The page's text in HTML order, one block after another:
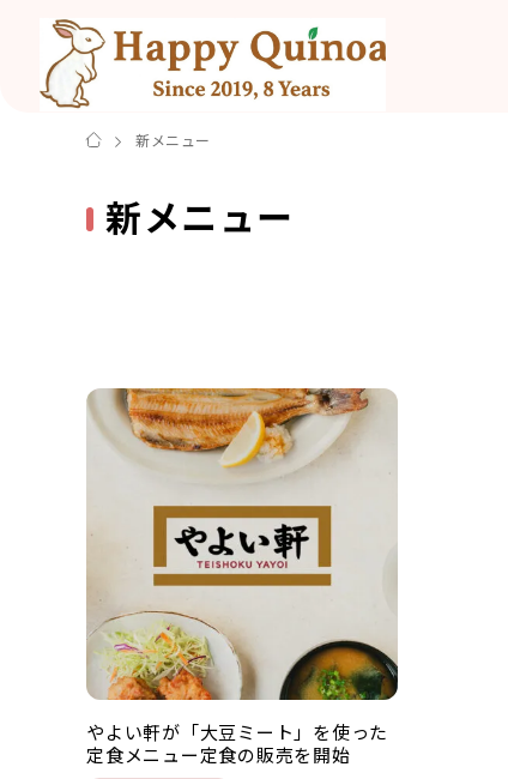
新メニュー
新メニュー
やよい軒が「大豆ミート」を使った
定食メニュー定食の販売を開始